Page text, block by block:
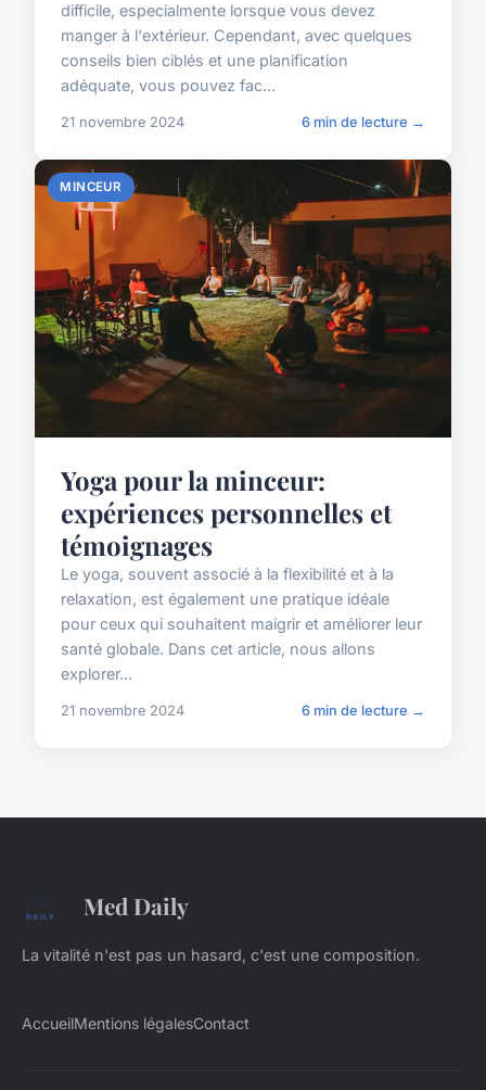
difficile, especialmente lorsque vous devez
manger à l'extérieur. Cependant, avec quelques
conseils bien ciblés et une planification
adéquate, vous pouvez fac...
21 novembre 2024 6 min de lecture →
MINCEUR
Yoga pour la minceur:
expériences personnelles et
témoignages
Le yoga, souvent associé à la flexibilité et à la
relaxation, est également une pratique idéale
pour ceux qui souhaitent maigrir et améliorer leur
santé globale. Dans cet article, nous allons
explorer...
21 novembre 2024 6 min de lecture →
Med Daily
La vitalité n'est pas un hasard, c'est une composition.
AccueilMentions légalesContact